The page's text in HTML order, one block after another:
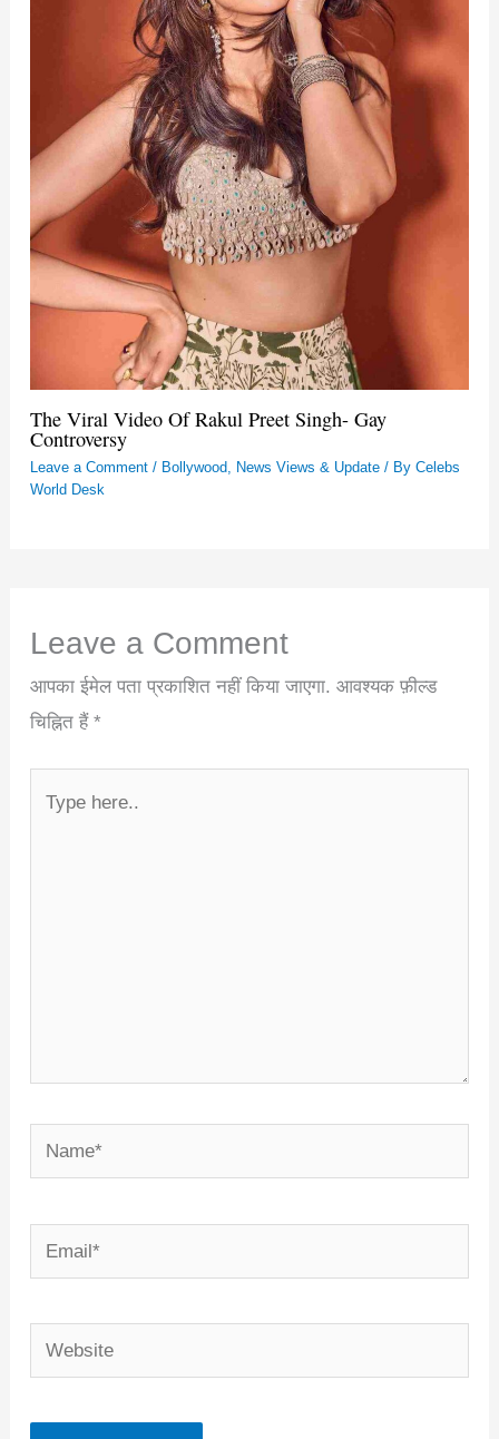
The Viral Video Of Rakul Preet Singh- Gay
Controversy
Leave a Comment / Bollywood, News Views & Update/ By Celebs
World Desk
Leave a Comment
आपका ईमेल पता प्रकाशित नहीं किया जाएगा. आवश्यक फ़ील्ड
चिह्नित हैं *
here..
Name*
Email*
Website